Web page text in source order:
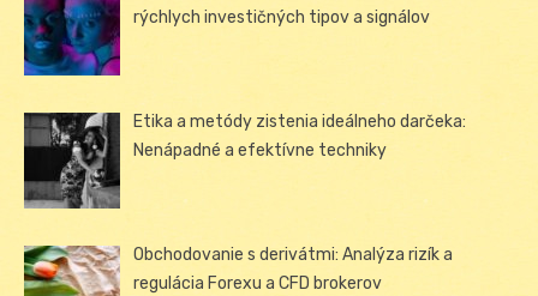
rýchlych investičných tipov a signálov
Etika a metódy zistenia ideálneho darčeka:
Nenápadné a efektívne techniky
Obchodovanie s derivátmi: Analýza rizík a
regulácia Forexu a CFD brokerov